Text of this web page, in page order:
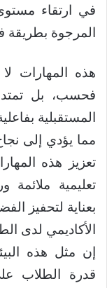
في ارتقاء مستوى
المرجوة بطريقة
هذه المهارات
فحسب، بل تمتد
المستقبلية
مما يؤدي إلى
تعزيز هذه
تعليمية ملائمة
بعناية لتحفيز
الأكاديمي لدى
إن مثل هذه
قدرة الطلاب